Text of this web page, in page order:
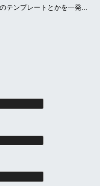
テンプレートとかを一発...